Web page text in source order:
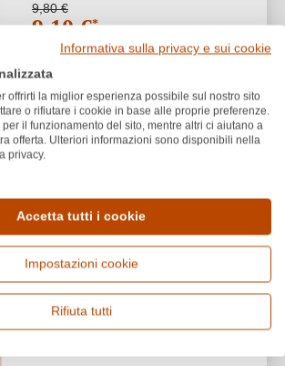
9,80 €
9,10 €*
12,13 €/L (0,75 L)
Lunadirosa Rosato
Piemonte
Dolcetto
Secco / Dry
Informativa sulla privacy e sui cookie
offrirti la miglior esperienza possibile sul nostro sito
o rifiutare i cookie in base alle proprie preferenze.
il funzionamento del sito, mentre altri ci aiutano a
offerta. Ulteriori informazioni sono disponibili nella
privacy.
Accetta tutti i cookie
Impostazioni cookie
Rifiuta tutti